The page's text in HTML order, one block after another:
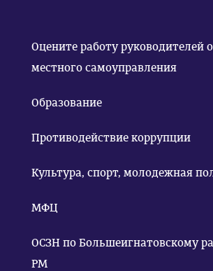
Оцените работу руководителей
местного самоуправления
Образование
Противодействие коррупции
Культура, спорт, молодежная
МФЦ
ОСЗН по Большеигнатовскому
РМ